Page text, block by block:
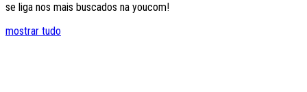
se liga nos mais buscados na youcom!
mostrar tudo